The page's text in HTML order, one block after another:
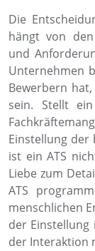
Die
hängt von den
und
Unternehmen
Bewerbern
sein. Stellt
Einstellung der
ist ein ATS
Liebe zum
ATS
menschlichen
der
der Interaktion